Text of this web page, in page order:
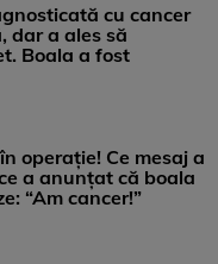
cu cancer
dar a ales să
Boala a fost
operație! Ce mesaj a
a anunțat că boala
“Am cancer!”